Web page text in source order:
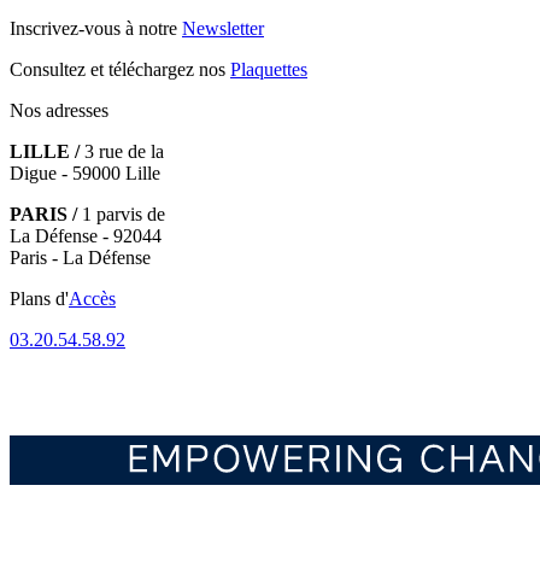
Inscrivez-vous à notre Newsletter
Consultez et téléchargez nos Plaquettes
Nos adresses
LILLE /3 rue de la
Digue - 59000 Lille
PARIS /1 parvis de
La Défense - 92044
Paris - La Défense
Plans d'Accès
03.20.54.58.92